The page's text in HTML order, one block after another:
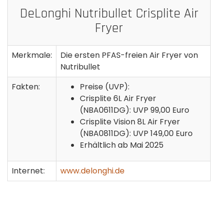
DeLonghi Nutribullet Crisplite Air
Fryer
Merkmale:
Die ersten PFAS-freien Air Fryer von
Nutribullet
Fakten:
Preise (UVP):
Crisplite 6L Air Fryer
(NBA0611DG): UVP 99,00 Euro
Crisplite Vision 8L Air Fryer
(NBA0811DG): UVP 149,00 Euro
Erhältlich ab Mai 2025
Internet: www.delonghi.de